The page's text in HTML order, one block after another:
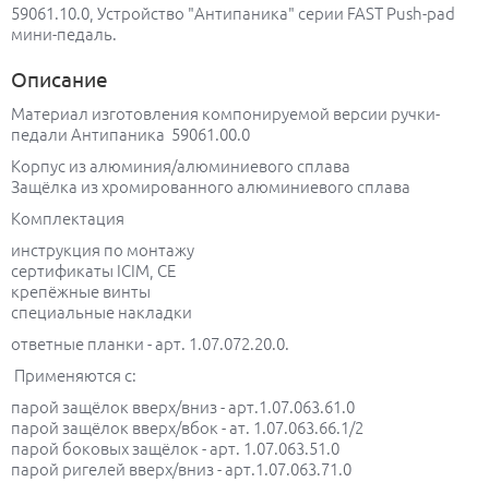
59061.10.0, Устройство "Антипаника" серии FAST Push-pad
мини-педаль.
Описание
Материал изготовления компонируемой версии ручки-
педали Антипаника 59061.00.0
Корпус из алюминия/алюминиевого сплава
Защёлка из хромированного алюминиевого сплава
Комплектация
инструкция по монтажу
сертификаты ICIM, CE
крепёжные винты
специальные накладки
ответные планки - арт. 1.07.072.20.0.
Применяются с:
парой защёлок вверх/вниз - арт.1.07.063.61.0
парой защёлок вверх/вбок - ат. 1.07.063.66.1/2
парой боковых защёлок - арт. 1.07.063.51.0
парой ригелей вверх/вниз - арт.1.07.063.71.0